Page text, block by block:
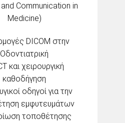
Communication in
Medicine)
DICOM στην
Οδοντιατρική
και χειρουργική
καθοδήγηση
οδηγοί για την
εμφυτευμάτων
τοποθέτησης